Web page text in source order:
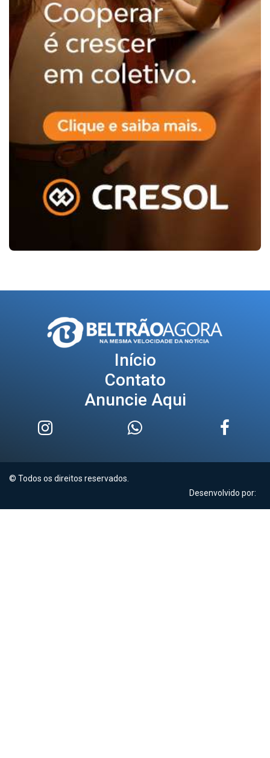
Início
Contato
Anuncie Aqui
© Todos os direitos reservados.
Desenvolvido por: